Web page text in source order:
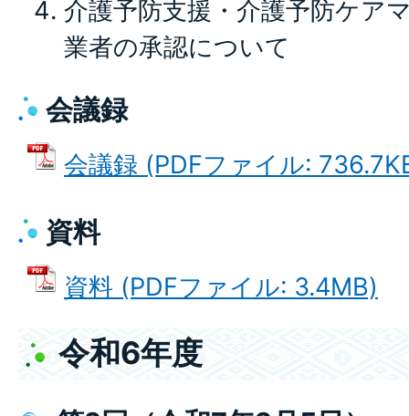
介護予防支援・介護予防ケア
業者の承認について
会議録
会議録 (PDFファイル:
資料
資料 (PDFファイル: 3.4MB)
令和6年度